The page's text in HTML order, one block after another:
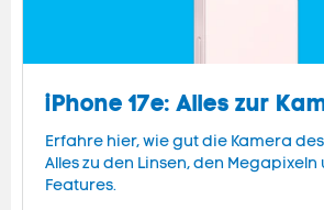
iPhone 17e: Alles zur
Erfahre hier, wie gut die Kamera des
Alles zu den Linsen, den Megapixeln
Features.